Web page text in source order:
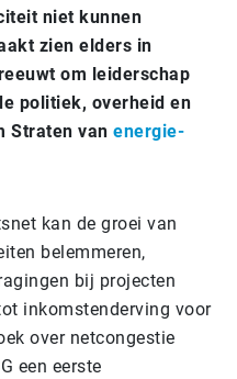
niet kunnen
zien elders in
om leiderschap
politiek, overheid en
Straten van energie-
kan de groei van
belemmeren,
bij projecten
inkomstenderving voor
over netcongestie
een eerste